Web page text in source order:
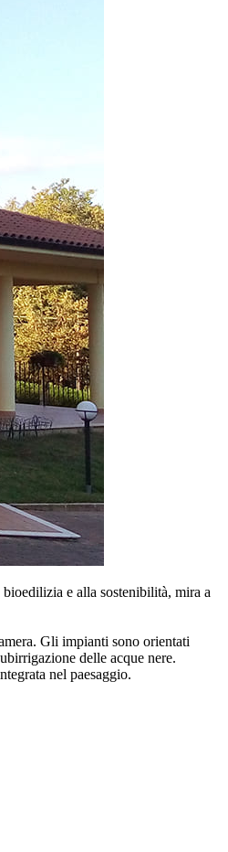
e alla sostenibilità, mira a
Gli impianti sono orientati
delle acque nere.
nel paesaggio.